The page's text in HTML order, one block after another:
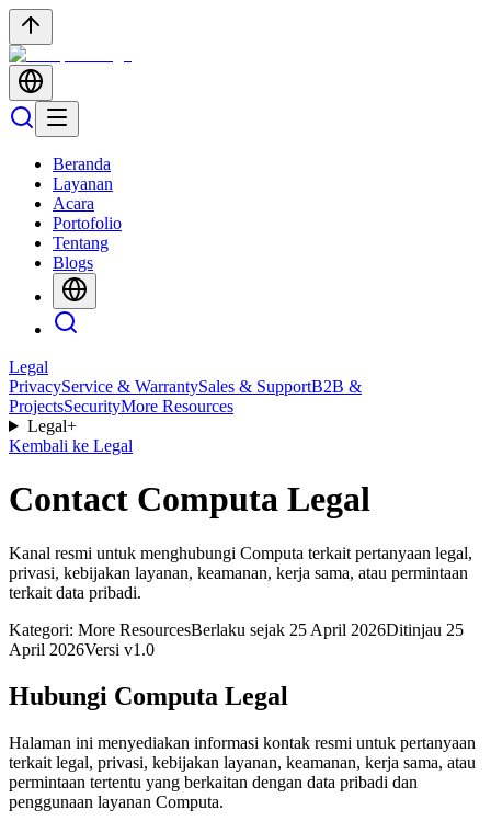
Beranda
Layanan
Acara
Portofolio
Tentang
Blogs
Legal
PrivacyService & WarrantySales & SupportB2B &
ProjectsSecurityMore Resources
Legal+
Kembali ke Legal
Contact Computa Legal
Kanal resmi untuk menghubungi Computa terkait pertanyaan legal,
privasi, kebijakan layanan, keamanan, kerja sama, atau permintaan
terkait data pribadi.
Kategori: More ResourcesBerlaku sejak 25 April 2026Ditinjau 25
April 2026Versi v1.0
Hubungi Computa Legal
Halaman ini menyediakan informasi kontak resmi untuk pertanyaan
terkait legal, privasi, kebijakan layanan, keamanan, kerja sama, atau
permintaan tertentu yang berkaitan dengan data pribadi dan
penggunaan layanan Computa.